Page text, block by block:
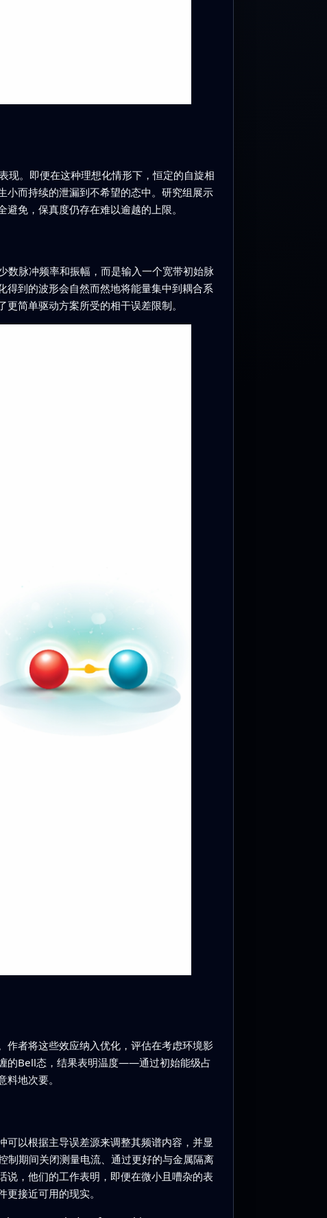
现。即便在这种理想化情形下，恒定的自旋相
小而持续的泄漏到不希望的态中。研究组展示
免，保真度仍存在难以逾越的上限。
数脉冲频率和振幅，而是输入一个宽带初始脉
得到的波形会自然而然地将能量集中到耦合系
简单驱动方案所受的相干误差限制。
作者将这些效应纳入优化，评估在考虑环境影
的Bell态，结果表明温度——通过初始能级占
地次要。
以根据主导误差源来调整其频谱内容，并显
制期间关闭测量电流、通过更好的与金属隔离
说，他们的工作表明，即便在微小且嘈杂的表
接近可用的现实。